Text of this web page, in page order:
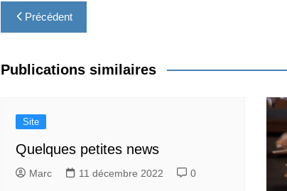
Navigation
de
l’article
Précédent
Publications similaires
Site
Quelques petites news
Marc 11 décembre 2022 0